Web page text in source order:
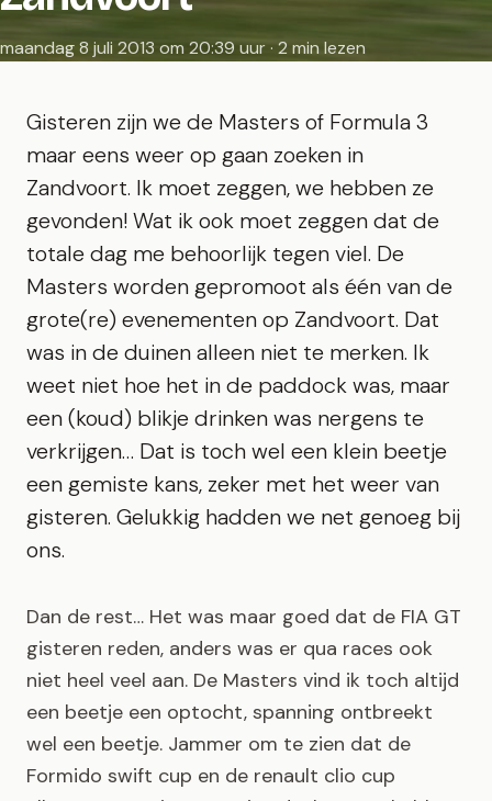
maandag 8 juli 2013 om 20:39 uur · 2 min lezen
Gisteren zijn we de Masters of Formula 3
maar eens weer op gaan zoeken in
Zandvoort. Ik moet zeggen, we hebben ze
gevonden! Wat ik ook moet zeggen dat de
totale dag me behoorlijk tegen viel. De
Masters worden gepromoot als één van de
grote(re) evenementen op Zandvoort. Dat
was in de duinen alleen niet te merken. Ik
weet niet hoe het in de paddock was, maar
een (koud) blikje drinken was nergens te
verkrijgen… Dat is toch wel een klein beetje
een gemiste kans, zeker met het weer van
gisteren. Gelukkig hadden we net genoeg bij
ons.
Dan de rest… Het was maar goed dat de FIA GT
gisteren reden, anders was er qua races ook
niet heel veel aan. De Masters vind ik toch altijd
een beetje een optocht, spanning ontbreekt
wel een beetje. Jammer om te zien dat de
Formido swift cup en de renault clio cup